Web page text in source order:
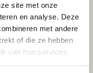
site met onze
en analyse. Deze
met andere
of die ze hebben
van hun services.